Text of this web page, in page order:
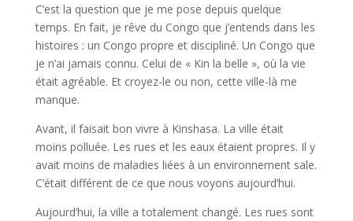
C’est la question que je me pose depuis quelque
temps. En fait, je rêve du Congo que j’entends dans les
histoires : un Congo propre et discipliné. Un Congo que
je n’ai jamais connu. Celui de « Kin la belle », où la vie
était agréable. Et croyez-le ou non, cette ville-là me
manque.
Avant, il faisait bon vivre à Kinshasa. La ville était
moins polluée. Les rues et les eaux étaient propres. Il y
avait moins de maladies liées à un environnement sale.
C’était différent de ce que nous voyons aujourd’hui.
Aujourd’hui, la ville a totalement changé. Les rues sont